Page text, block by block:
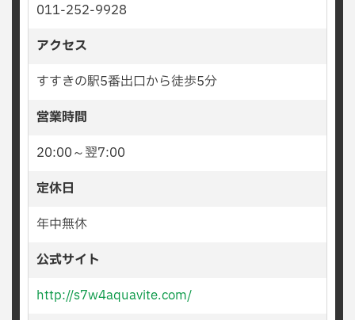
011-252-9928
アクセス
すすきの駅5番出口から徒歩5分
営業時間
20:00～翌7:00
定休日
年中無休
公式サイト
http://s7w4aquavite.com/